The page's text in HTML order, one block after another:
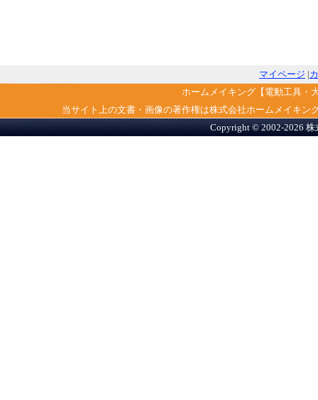
マイページ |
ホームメイキング【電動工具・
当サイト上の文書・画像の著作権は株式会社ホームメイキ
Copyright © 2002-2026